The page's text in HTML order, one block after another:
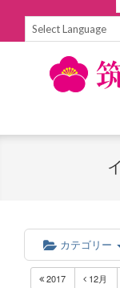
Navigation
カテゴリー
2017 12月